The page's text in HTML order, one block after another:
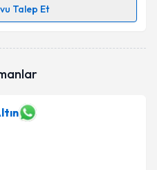
Talep Et
Size bu uzmandan